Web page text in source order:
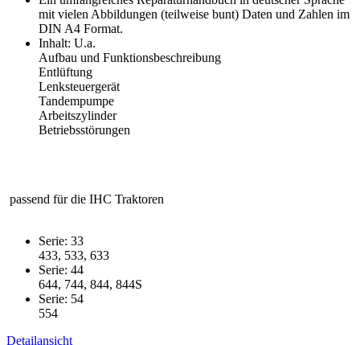
mit vielen Abbildungen (teilweise bunt) Daten und Zahlen im
DIN A4 Format.
Inhalt: U.a.
Aufbau und Funktionsbeschreibung
Entlüftung
Lenksteuergerät
Tandempumpe
Arbeitszylinder
Betriebsstörungen
passend für die IHC Traktoren
Serie: 33
433, 533, 633
Serie: 44
644, 744, 844, 844S
Serie: 54
554
Detailansicht